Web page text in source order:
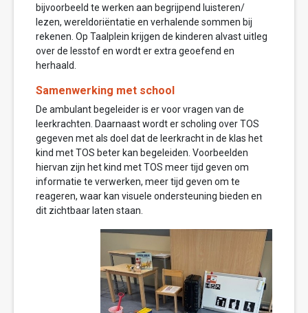
bijvoorbeeld te werken aan begrijpend luisteren/
lezen, wereldoriëntatie en verhalende sommen bij
rekenen. Op Taalplein krijgen de kinderen alvast uitleg
over de lesstof en wordt er extra geoefend en
herhaald.
Samenwerking met school
De ambulant begeleider is er voor vragen van de
leerkrachten. Daarnaast wordt er scholing over TOS
gegeven met als doel dat de leerkracht in de klas het
kind met TOS beter kan begeleiden. Voorbeelden
hiervan zijn het kind met TOS meer tijd geven om
informatie te verwerken, meer tijd geven om te
reageren, waar kan visuele ondersteuning bieden en
dit zichtbaar laten staan.